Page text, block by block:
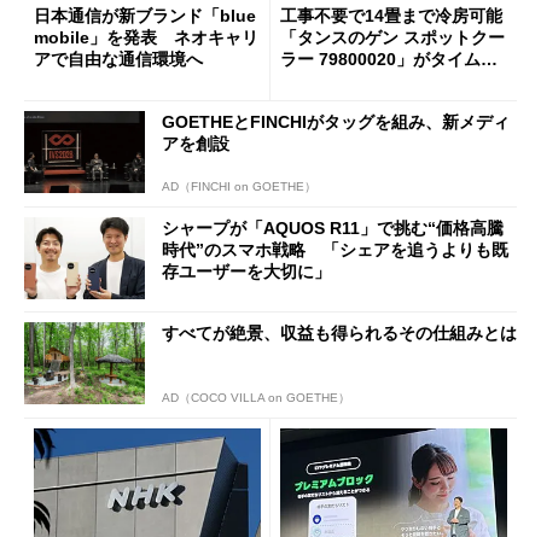
日本通信が新ブランド「blue
mobile」を発表 ネオキャリ
アで自由な通信環境へ
工事不要で14畳まで冷房可能
「タンスのゲン スポットクー
ラー 79800020」がタイムセ
GOETHEとFINCHIがタッグを組み、新メディ
アを創設
AD（FINCHI on GOETHE）
シャープが「AQUOS R11」で挑む“価格高騰
時代”のスマホ戦略 「シェアを追うよりも既
存ユーザーを大切に」
すべてが絶景、収益も得られるその仕組みとは
AD（COCO VILLA on GOETHE）